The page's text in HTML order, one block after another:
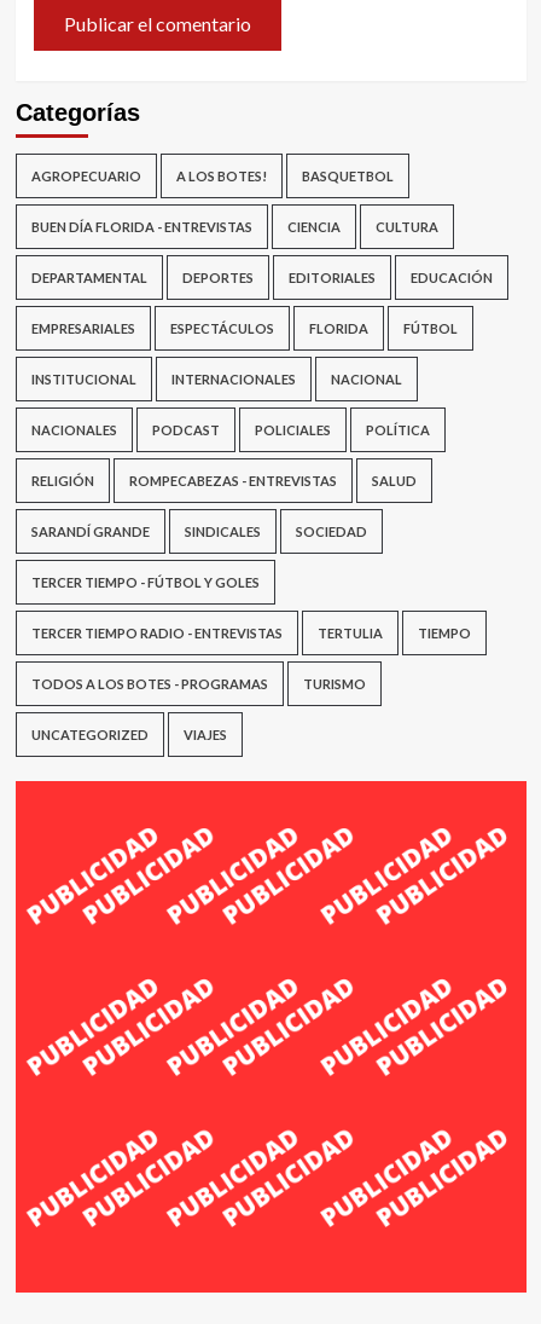
Categorías
AGROPECUARIO A LOS BOTES! BASQUETBOL
BUEN DÍA FLORIDA - ENTREVISTAS CIENCIA CULTURA
DEPARTAMENTAL DEPORTES EDITORIALES EDUCACIÓN
EMPRESARIALES ESPECTÁCULOS FLORIDA FÚTBOL
INSTITUCIONAL INTERNACIONALES NACIONAL
NACIONALES PODCAST POLICIALES POLÍTICA
RELIGIÓN ROMPECABEZAS - ENTREVISTAS SALUD
SARANDÍ GRANDE SINDICALES SOCIEDAD
TERCER TIEMPO - FÚTBOL Y GOLES
TERCER TIEMPO RADIO - ENTREVISTAS TERTULIA TIEMPO
TODOS A LOS BOTES - PROGRAMAS TURISMO
UNCATEGORIZED VIAJES